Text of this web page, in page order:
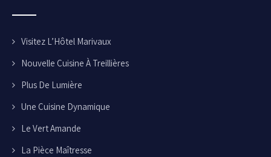
Visitez L’Hôtel Marivaux
Nouvelle Cuisine À Treillières
Plus De Lumière
Une Cuisine Dynamique
Le Vert Amande
La Pièce Maîtresse